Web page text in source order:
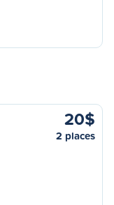
20$
2 places